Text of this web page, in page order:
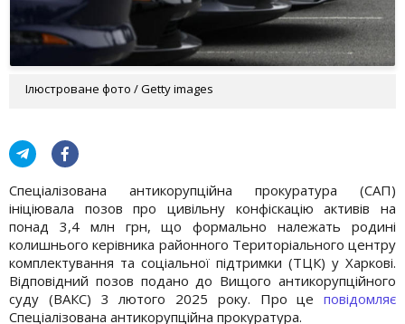
Ілюстроване фото / Getty images
Спеціалізована антикорупційна прокуратура (САП)
ініціювала позов про цивільну конфіскацію активів на
понад 3,4 млн грн, що формально належать родині
колишнього керівника районного Територіального центру
комплектування та соціальної підтримки (ТЦК) у Харкові.
Відповідний позов подано до Вищого антикорупційного
суду (ВАКС) 3 лютого 2025 року. Про це повідомляє
Спеціалізована антикорупційна прокуратура.